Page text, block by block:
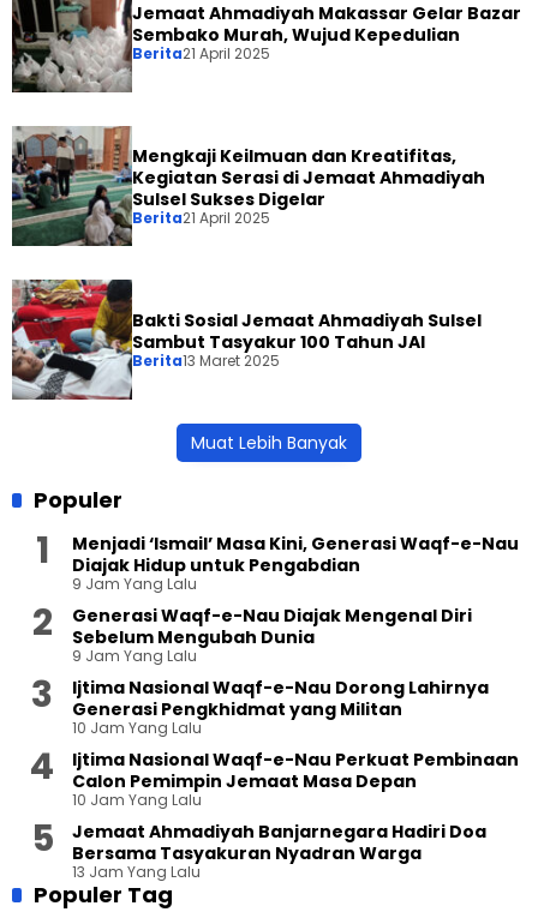
Jemaat Ahmadiyah Makassar Gelar Bazar
Sembako Murah, Wujud Kepedulian
Berita21 April 2025
Mengkaji Keilmuan dan Kreatifitas,
Kegiatan Serasi di Jemaat Ahmadiyah
Sulsel Sukses Digelar
Berita21 April 2025
Bakti Sosial Jemaat Ahmadiyah Sulsel
Sambut Tasyakur 100 Tahun JAI
Berita13 Maret 2025
Muat Lebih Banyak
Populer
Menjadi ‘Ismail’ Masa Kini, Generasi Waqf-e-Nau
Diajak Hidup untuk Pengabdian
9 Jam Yang Lalu
Generasi Waqf-e-Nau Diajak Mengenal Diri
Sebelum Mengubah Dunia
9 Jam Yang Lalu
Ijtima Nasional Waqf-e-Nau Dorong Lahirnya
Generasi Pengkhidmat yang Militan
10 Jam Yang Lalu
Ijtima Nasional Waqf-e-Nau Perkuat Pembinaan
Calon Pemimpin Jemaat Masa Depan
10 Jam Yang Lalu
Jemaat Ahmadiyah Banjarnegara Hadiri Doa
Bersama Tasyakuran Nyadran Warga
13 Jam Yang Lalu
Populer Tag